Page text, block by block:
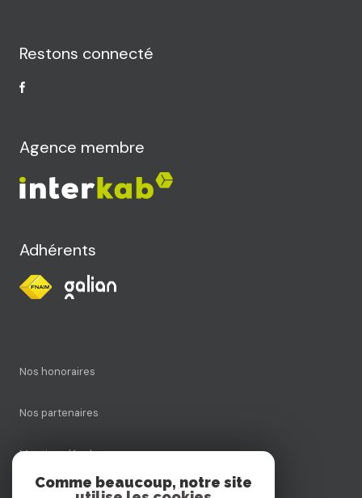
Restons connecté
Agence membre
Adhérents
Nos honoraires
Nos partenaires
Mentions légales
Comme beaucoup, notre site